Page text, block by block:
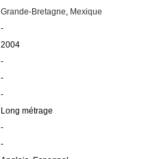
Grande-Bretagne, Mexique
-
2004
-
-
-
Long métrage
-
-